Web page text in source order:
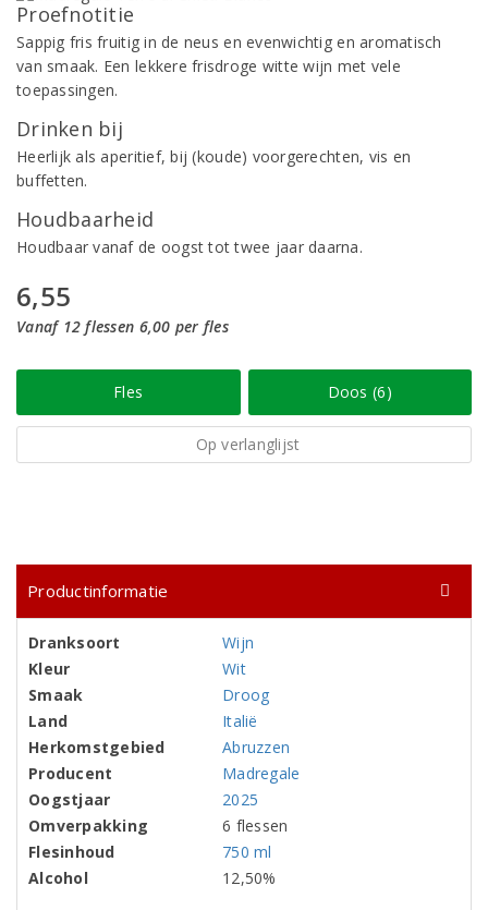
Proefnotitie
Sappig fris fruitig in de neus en evenwichtig en aromatisch
van smaak. Een lekkere frisdroge witte wijn met vele
toepassingen.
Drinken bij
Heerlijk als aperitief, bij (koude) voorgerechten, vis en
buffetten.
Houdbaarheid
Houdbaar vanaf de oogst tot twee jaar daarna.
6,55
Vanaf 12 flessen 6,00 per fles
Fles Doos (6)
Op verlanglijst
Productinformatie
Dranksoort
Wijn
Kleur
Wit
Smaak
Droog
Land
Italië
Herkomstgebied
Abruzzen
Producent
Madregale
Oogstjaar
2025
Omverpakking
6 flessen
Flesinhoud
750 ml
Alcohol
12,50%